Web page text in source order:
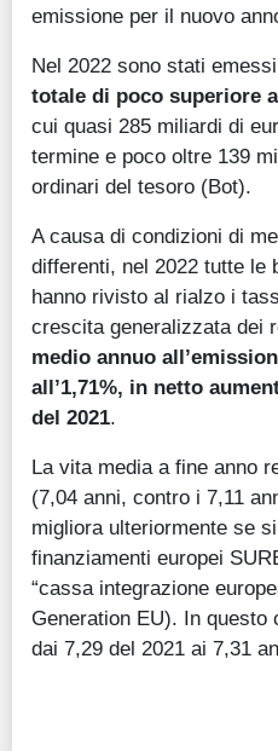
emissione per il nuovo
Nel 2022 sono stati emessi
totale di poco superiore
cui quasi 285 miliardi di
termine e poco oltre 139
ordinari del tesoro (Bot).
A causa di condizioni di
differenti, nel 2022 tutte le
hanno rivisto al rialzo i
crescita generalizzata dei
medio annuo
all’1,71%, in netto
del 2021.
La vita media a fine anno
(7,04 anni, contro i 7,11
migliora ulteriormente se
finanziamenti europei
“cassa integrazione
Generation EU). In
dai 7,29 del 2021 ai 7,31